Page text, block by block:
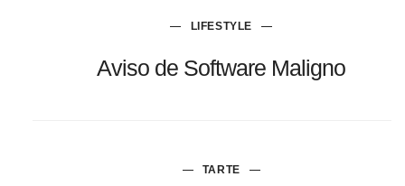
LIFESTYLE
Aviso de Software Maligno
TARTE